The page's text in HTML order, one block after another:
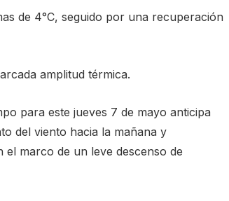
de 4°C, seguido por una recuperación
amplitud térmica.
para este jueves 7 de mayo anticipa
del viento hacia la mañana y
marco de un leve descenso de